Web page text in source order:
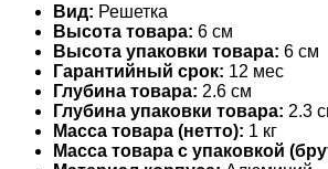
Вид: Решетка
Высота товара: 6 см
Высота упаковки товара: 6 см
Гарантийный срок: 12 мес
Глубина товара: 2.6 см
Глубина упаковки товара: 2.3
Масса товара (нетто): 1 кг
Масса товара с упаковкой